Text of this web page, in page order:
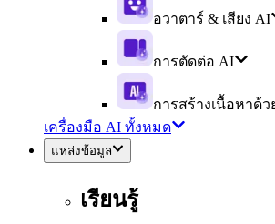
อวาตาร์ & เสียง AI
การตัดต่อ AI
การสร้างเนื้อหาด้ว
เครื่องมือ AI ทั้งหมด
แหล่งข้อมูล
เรียนรู้